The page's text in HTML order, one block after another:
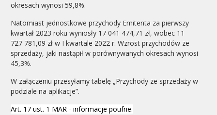
okresach wynosi 59,8%.
Natomiast jednostkowe przychody Emitenta za pierwszy
kwartał 2023 roku wyniosły 17 041 474,71 zł, wobec 11
727 781,09 zł w I kwartale 2022 r. Wzrost przychodów ze
sprzedaży, jaki nastąpił w porównywanych okresach wynosi
45,3%.
W załączeniu przesyłamy tabelę „Przychody ze sprzedaży w
podziale na aplikacje”.
Art. 17 ust. 1 MAR - informacje poufne.